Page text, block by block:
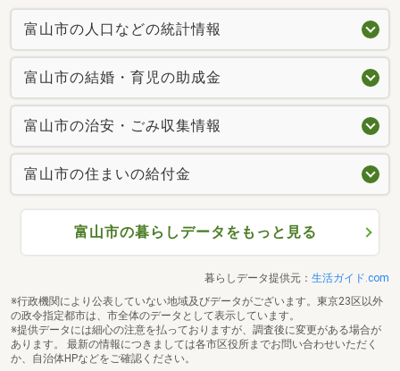
富山市の人口などの統計情報
富山市の結婚・育児の助成金
富山市の治安・ごみ収集情報
富山市の住まいの給付金
富山市の暮らしデータをもっと見る
暮らしデータ提供元： 生活ガイド.com
※行政機関により公表していない地域及びデータがございます。東京23区以外
の政令指定都市は、市全体のデータとして表示しています。
※提供データには細心の注意を払っておりますが、調査後に変更がある場合が
あります。 最新の情報につきましては各市区役所までお問い合わせいただく
か、自治体HPなどをご確認ください。